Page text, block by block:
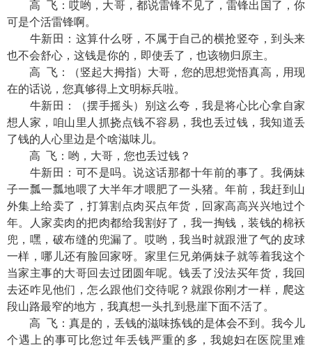
高 飞：哎哟，大哥，都说雷锋不见了，雷锋出国了，你
可是个活雷锋啊。
牛新田：这算什么呀，不属于自己的横抢竖夺，到头来
也不会舒心，这钱是你的，即使丢了，也该物归原主。
高 飞：（竖起大拇指）大哥，您的思想觉悟真高，用现
在的话说，您真够得上文明标兵啦。
牛新田：（摆手摇头）别这么夸，我是将心比心拿自家
想人家，咱山里人抓挠点钱不容易，我也丢过钱，我知道丢
了钱的人心里边是个啥滋味儿。
高 飞：哟，大哥，您也丢过钱？
牛新田：可不是吗。说这话那都十年前的事了。我俩妹
子一瓢一瓢地喂了大半年才喂肥了一头猪。年前，我赶到山
外集上给卖了，打算割点肉买点年货，回家高高兴兴地过个
年。人家卖肉的把肉都给我割好了，我一掏钱，装钱的棉袄
兜，嘿，破布缝的兜漏了。哎哟，我当时就跟泄了气的皮球
一样，哪儿还有脸回家呀。家里仨兄弟俩妹子就等着我这个
当家主事的大哥回去过团圆年呢。钱丢了没法买年货，我回
去还咋见他们，怎么跟他们交待呢？就跟你刚才一样，爬这
段山路最窄的地方，我真想一头扎到悬崖下面不活了。
高 飞：真是的，丢钱的滋味拣钱的是体会不到。我今儿
个遇上的事可比您过年丢钱严重的多，我媳妇在医院里难